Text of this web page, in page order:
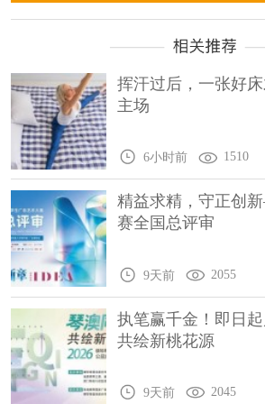
挥汗过后，一张好
主场
6小时前 1510
精益求精，守正创
赛全国总评审
9天前 2055
执笔赢千金！即日
共绘新桃花源
9天前 2045